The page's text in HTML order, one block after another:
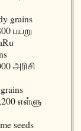
grains
பயறு
அரிசி
எள்ளு
seeds